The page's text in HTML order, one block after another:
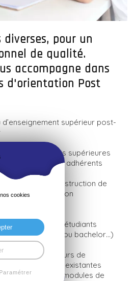
pour un
de qualité.
accompagne dans
d'orientation Post
supérieur post-
des formations supérieures
adhérents
dans la construction de
dans leur insertion
des étudiants
en licence ou bachelor…)
d’étudiants en cours de
nos formations existantes
positionnement, modules de
cookies
Paramétrer